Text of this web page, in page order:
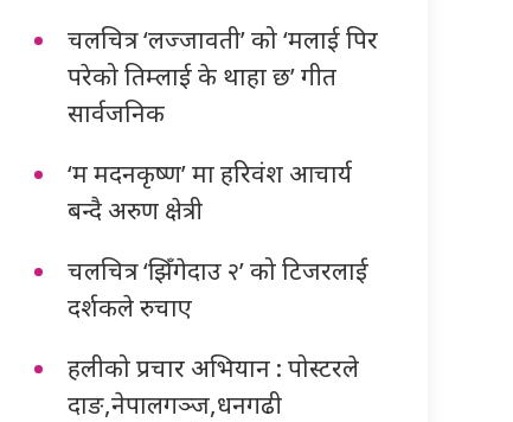
चलचित्र ‘लज्जावती’ को ‘मलाई पिर
परेको तिम्लाई के थाहा छ’ गीत
सार्वजनिक
‘म मदनकृष्ण’ मा हरिवंश आचार्य
बन्दै अरुण क्षेत्री
चलचित्र ‘झिँगेदाउ २’ को टिजरलाई
दर्शकले रुचाए
हलीको प्रचार अभियान : पोस्टरले
दाङ,नेपालगञ्ज,धनगढी